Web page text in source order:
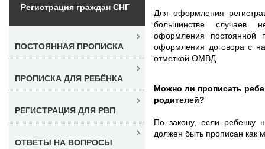
Для оформления
большинстве случаев
оформления постоянной
оформления договора с
отметкой ОМВД.
Можно ли прописать
родителей?
По закону, если ребенку
должен быть прописан как
Регистрация граждан СНГ
ПОСТОЯННАЯ ПРОПИСКА
ПРОПИСКА ДЛЯ РЕБЁНКА
РЕГИСТРАЦИЯ ДЛЯ РВП
ОТВЕТЫ НА ВОПРОСЫ